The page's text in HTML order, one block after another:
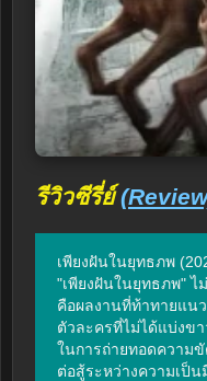
รีวิวซีรี่ย์
เพียงฝันในยุทธภพ
"เพียงฝันในยุทธภพ"
คือผลงานที่ท้าทายแน
ตัวละครที่ไม่ได้แบ่งข
ในการถ่ายทอดความ
ต่อสู้ระหว่างความเป็